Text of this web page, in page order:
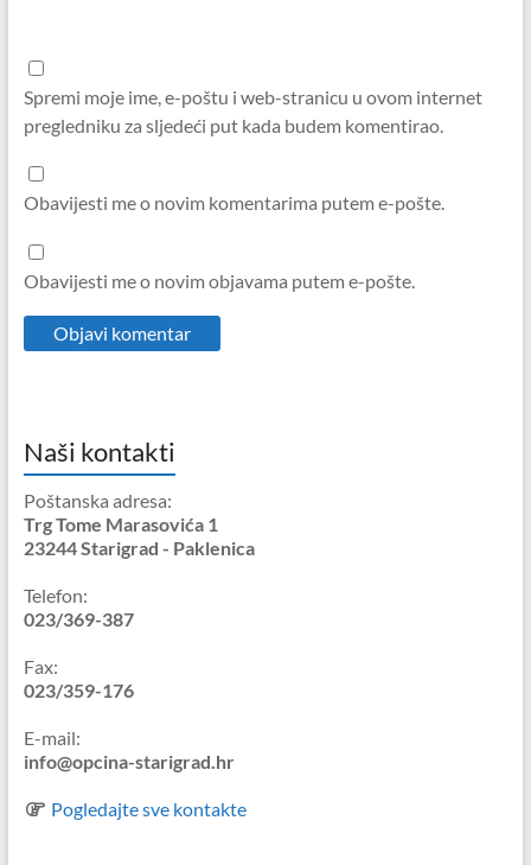
Spremi moje ime, e-poštu i web-stranicu u ovom internet
pregledniku za sljedeći put kada budem komentirao.
Obavijesti me o novim komentarima putem e-pošte.
Obavijesti me o novim objavama putem e-pošte.
Naši kontakti
Poštanska adresa:
Trg Tome Marasovića 1
23244 Starigrad - Paklenica
Telefon:
023/369-387
Fax:
023/359-176
E-mail:
info@opcina-starigrad.hr
Pogledajte sve kontakte